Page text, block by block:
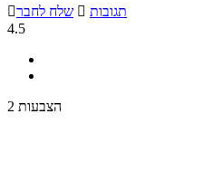
שלח לחבר  תגובות
4.5
2 הצבעות